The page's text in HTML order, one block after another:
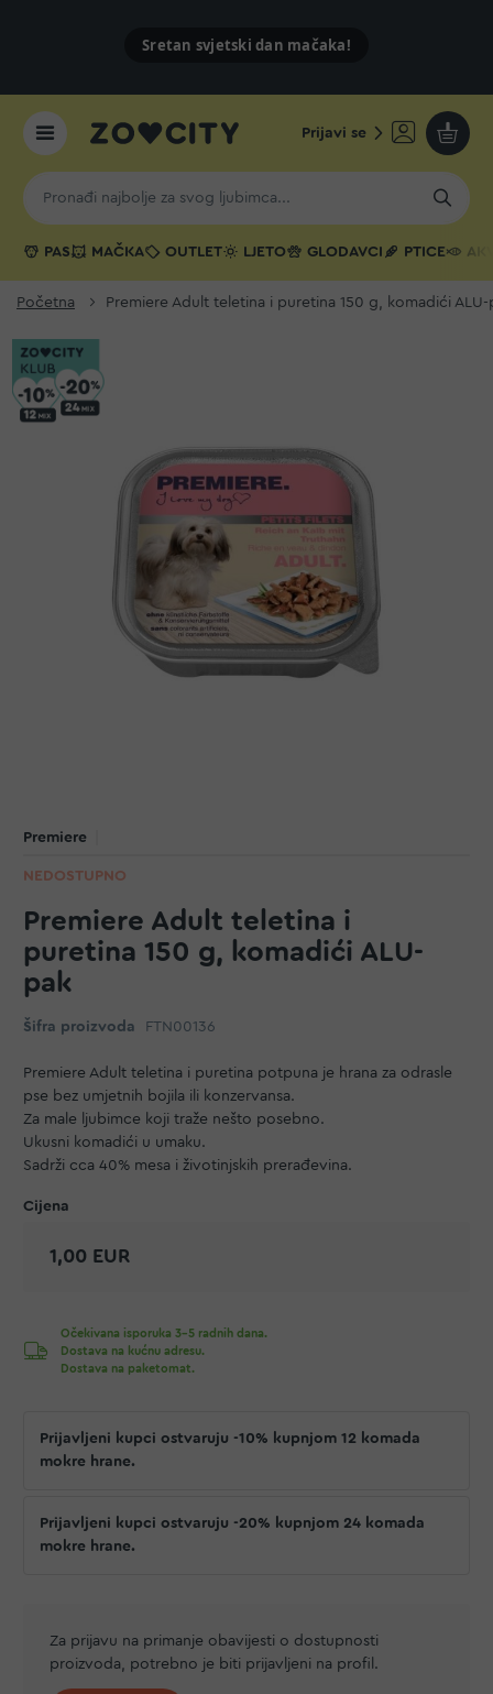
Sretan svjetski dan mačaka!
Prijavi se
Moja
PAS MAČKA OUTLET LJETO GLODAVCI PTICE
Početna Premiere Adult teletina i puretina 150 g, komadići ALU-
Premiere
NEDOSTUPNO
Premiere Adult teletina i
puretina 150 g, komadići ALU-
pak
Šifra proizvoda FTN00136
Premiere Adult teletina i puretina potpuna je hrana za odrasle
pse bez umjetnih bojila ili konzervansa.
Za male ljubimce koji traže nešto posebno.
Ukusni komadići u umaku.
Sadrži cca 40% mesa i životinjskih prerađevina.
1,00 EUR
Očekivana isporuka 3-5 radnih dana.
Dostava na kućnu adresu.
Dostava na paketomat.
Prijavljeni kupci ostvaruju -10% kupnjom 12 komada
mokre hrane.
Prijavljeni kupci ostvaruju -20% kupnjom 24 komada
mokre hrane.
Za prijavu na primanje obavijesti o dostupnosti
proizvoda, potrebno je biti prijavljeni na profil.